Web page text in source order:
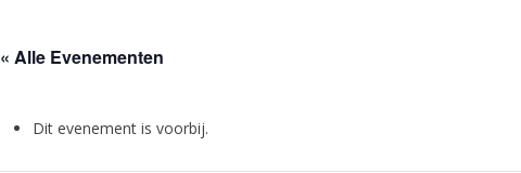
« Alle Evenementen
Dit evenement is voorbij.